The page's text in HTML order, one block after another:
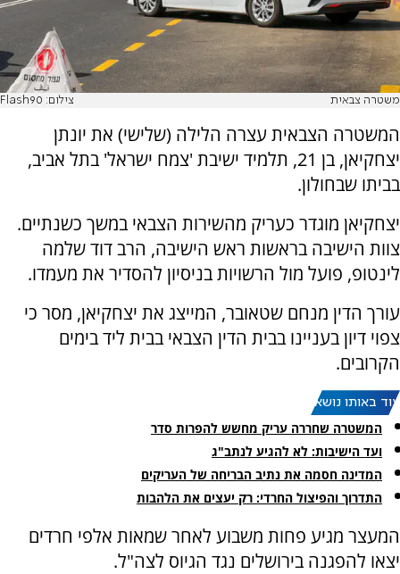
משטרה צבאית צילום: Flash90
המשטרה הצבאית עצרה הלילה (שלישי) את יונתן
יצחקיאן, בן 21, תלמיד ישיבת 'צמח ישראל' בתל אביב,
בביתו שבחולון.
יצחקיאן מוגדר כעריק מהשירות הצבאי במשך כשנתיים.
צוות הישיבה בראשות ראש הישיבה, הרב דוד שלמה
לינטופ, פועל מול הרשויות בניסיון להסדיר את מעמדו.
עורך הדין מנחם שטאובר, המייצג את יצחקיאן, מסר כי
צפוי דיון בעניינו בבית הדין הצבאי בבית ליד בימים
הקרובים.
עוד באותו נושא:
המשטרה שחררה עריק מחשש להפרות סדר
ועד הישיבות: לא להגיע לנתב"ג
המדינה חסמה את נתיב הבריחה של העריקים
התדרוך והפיצול החרדי: רק יעצים את הלהבות
המעצר מגיע פחות משבוע לאחר שמאות אלפי חרדים
יצאו להפגנה בירושלים נגד הגיוס לצה"ל.